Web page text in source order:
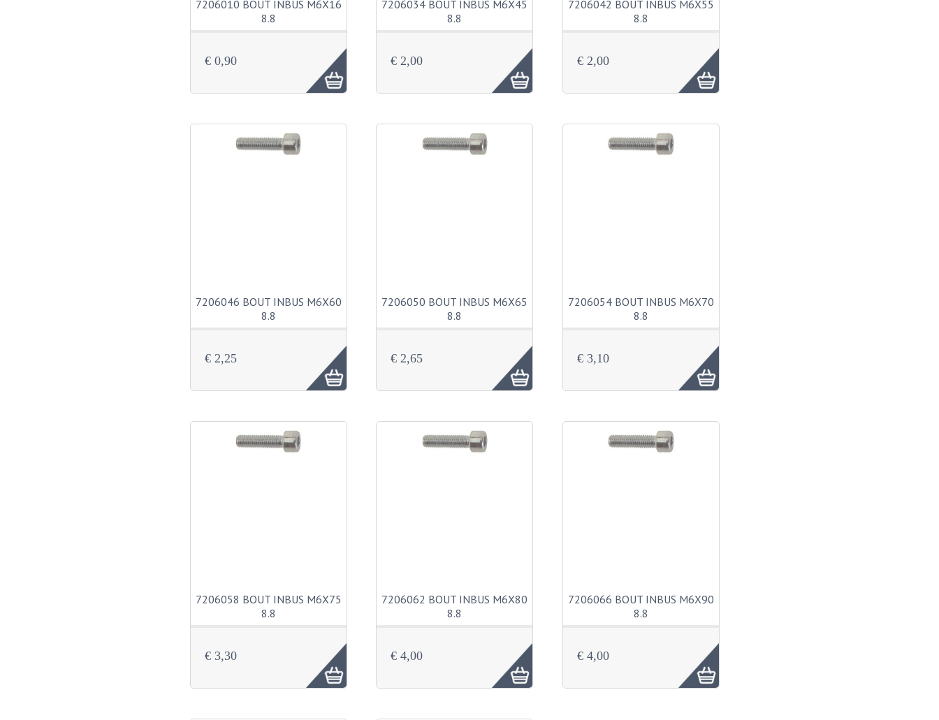
7206010 BOUT INBUS M6X16
8.8
€ 0,90
7206034 BOUT INBUS M6X45
8.8
€ 2,00
7206042 BOUT INBUS M6X55
8.8
€ 2,00
7206046 BOUT INBUS M6X60
8.8
€ 2,25
7206050 BOUT INBUS M6X65
8.8
€ 2,65
7206054 BOUT INBUS M6X70
8.8
€ 3,10
7206058 BOUT INBUS M6X75
8.8
€ 3,30
7206062 BOUT INBUS M6X80
8.8
€ 4,00
7206066 BOUT INBUS M6X90
8.8
€ 4,00